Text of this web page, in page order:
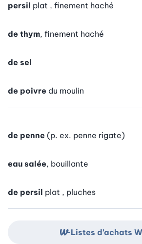
persil plat , finement haché
de thym, finement haché
de sel
de poivre du moulin
de penne (p. ex. penne rigate)
eau salée, bouillante
de persil plat , pluches
Listes d’achats